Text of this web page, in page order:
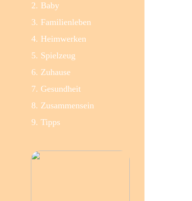
Baby
Familienleben
Heimwerken
Spielzeug
Zuhause
Gesundheit
Zusammensein
Tipps